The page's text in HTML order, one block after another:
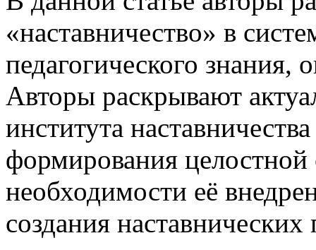
«наставничество» в
педагогического знания,
Авторы раскрывают
института
формирования целостной
необходимости её
создания наставнических